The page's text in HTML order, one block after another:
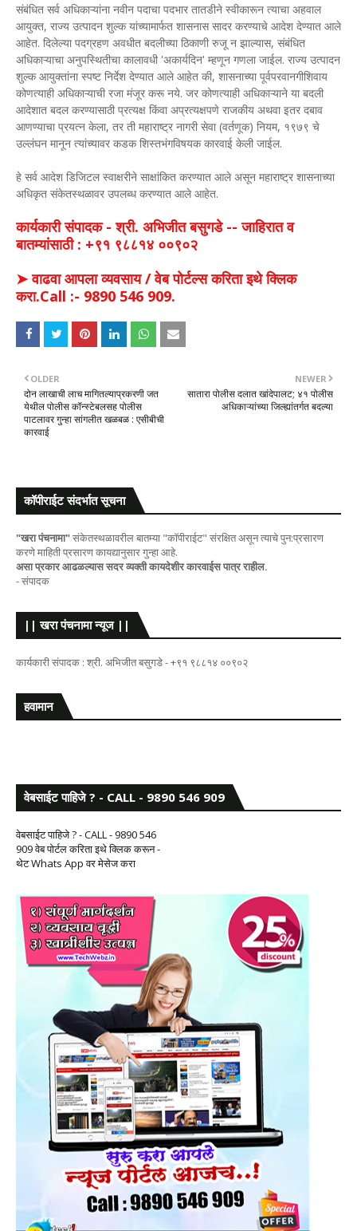
संबंधित सर्व अधिकाऱ्यांना नवीन पदाचा पदभार तातडीने स्वीकारून त्याचा अहवाल
आयुक्त, राज्य उत्पादन शुल्क यांच्यामार्फत शासनास सादर करण्याचे आदेश देण्यात आले
आहेत. दिलेल्या पदग्रहण अवधीत बदलीच्या ठिकाणी रुजू न झाल्यास, संबंधित
अधिकाऱ्याचा अनुपस्थितीचा कालावधी 'अकार्यदिन' म्हणून गणला जाईल. राज्य उत्पादन
शुल्क आयुक्तांना स्पष्ट निर्देश देण्यात आले आहेत की, शासनाच्या पूर्वपरवानगीशिवाय
कोणत्याही अधिकाऱ्याची रजा मंजूर करू नये. जर कोणत्याही अधिकाऱ्याने या बदली
आदेशात बदल करण्यासाठी प्रत्यक्ष किंवा अप्रत्यक्षपणे राजकीय अथवा इतर दबाव
आणण्याचा प्रयत्न केला, तर ती महाराष्ट्र नागरी सेवा (वर्तणूक) नियम, १९७९ चे
उल्लंघन मानून त्यांच्यावर कडक शिस्तभंगविषयक कारवाई केली जाईल.
हे सर्व आदेश डिजिटल स्वाक्षरीने साक्षांकित करण्यात आले असून महाराष्ट्र शासनाच्या
अधिकृत संकेतस्थळावर उपलब्ध करण्यात आले आहेत.
कार्यकारी संपादक - श्री. अभिजीत बसुगडे -- जाहिरात व
बातम्यांसाठी : +९१ ९८८१४ ००९०२
➤ वाढवा आपला व्यवसाय / वेब पोर्टल्स करिता इथे क्लिक
करा.Call :- 9890 546 909.
NEWER
सातारा पोलीस दलात खांदेपालट; ४१ पोलीस
अधिकाऱ्यांच्या जिल्ह्यांतर्गत बदल्या
OLDER
दोन लाखाची लाच मागितल्याप्रकरणी जत
येथील पोलीस कॉन्स्टेबलसह पोलीस
पाटलावर गुन्हा सांगलीत खळबळ : एसीबीची
कारवाई
कॉपीराईट संदर्भात सूचना
"खरा पंचनामा"संकेतस्थळावरील बातम्या "कॉपीराईट" संरक्षित असून त्याचे पुन:प्रसारण
करणे माहिती प्रसारण कायद्यानुसार गुन्हा आहे.
असा प्रकार आढळल्यास सदर व्यक्ती कायदेशीर कारवाईस पात्र राहील.
- संपादक
|| खरा पंचनामा न्यूज ||
कार्यकारी संपादक : श्री. अभिजीत बसुगडे - +९१ ९८८१४ ००९०२
हवामान
वेबसाईट पाहिजे ? - CALL - 9890 546 909
वेबसाईट पाहिजे ? - CALL - 9890 546
909 वेब पोर्टल करिता इथे क्लिक करून -
थेट Whats App वर मेसेज करा